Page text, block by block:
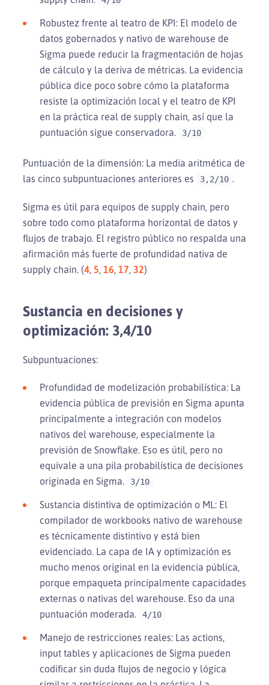
Robustez frente al teatro de KPI: El modelo de
datos gobernados y nativo de warehouse de
Sigma puede reducir la fragmentación de hojas
de cálculo y la deriva de métricas. La evidencia
pública dice poco sobre cómo la plataforma
resiste la optimización local y el teatro de KPI
en la práctica real de supply chain, así que la
puntuación sigue conservadora.
3/10
Puntuación de la dimensión: La media aritmética de
las cinco subpuntuaciones anteriores es
3,2/10 .
Sigma es útil para equipos de supply chain, pero
sobre todo como plataforma horizontal de datos y
flujos de trabajo. El registro público no respalda una
afirmación más fuerte de profundidad nativa de
supply chain. (4, 5, 16, 17, 32)
Sustancia en decisiones y
optimización: 3,4/10
Subpuntuaciones:
Profundidad de modelización probabilística: La
evidencia pública de previsión en Sigma apunta
principalmente a integración con modelos
nativos del warehouse, especialmente la
previsión de Snowflake. Eso es útil, pero no
equivale a una pila probabilística de decisiones
originada en Sigma.
3/10
Sustancia distintiva de optimización o ML: El
compilador de workbooks nativo de warehouse
es técnicamente distintivo y está bien
evidenciado. La capa de IA y optimización es
mucho menos original en la evidencia pública,
porque empaqueta principalmente capacidades
externas o nativas del warehouse. Eso da una
puntuación moderada.
4/10
Manejo de restricciones reales: Las actions,
input tables y aplicaciones de Sigma pueden
codificar sin duda flujos de negocio y lógica